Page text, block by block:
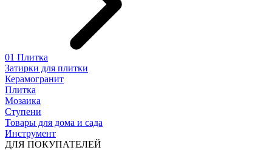
01 Плитка
Затирки для плитки
Керамогранит
Плитка
Мозаика
Ступени
Товары для дома и сада
Инструмент
ДЛЯ ПОКУПАТЕЛЕЙ